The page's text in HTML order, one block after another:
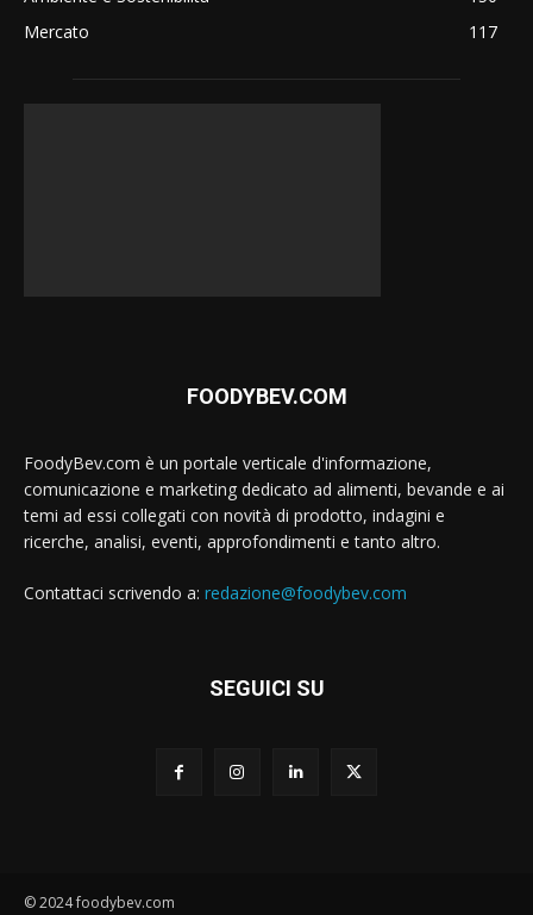
Mercato
117
FOODYBEV.COM
FoodyBev.com è un portale verticale d'informazione,
comunicazione e marketing dedicato ad alimenti, bevande e ai
temi ad essi collegati con novità di prodotto, indagini e
ricerche, analisi, eventi, approfondimenti e tanto altro.
Contattaci scrivendo a: redazione@foodybev.com
SEGUICI SU
© 2024 foodybev.com